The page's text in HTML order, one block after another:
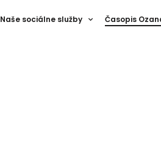
Naše sociálne služby Časopis